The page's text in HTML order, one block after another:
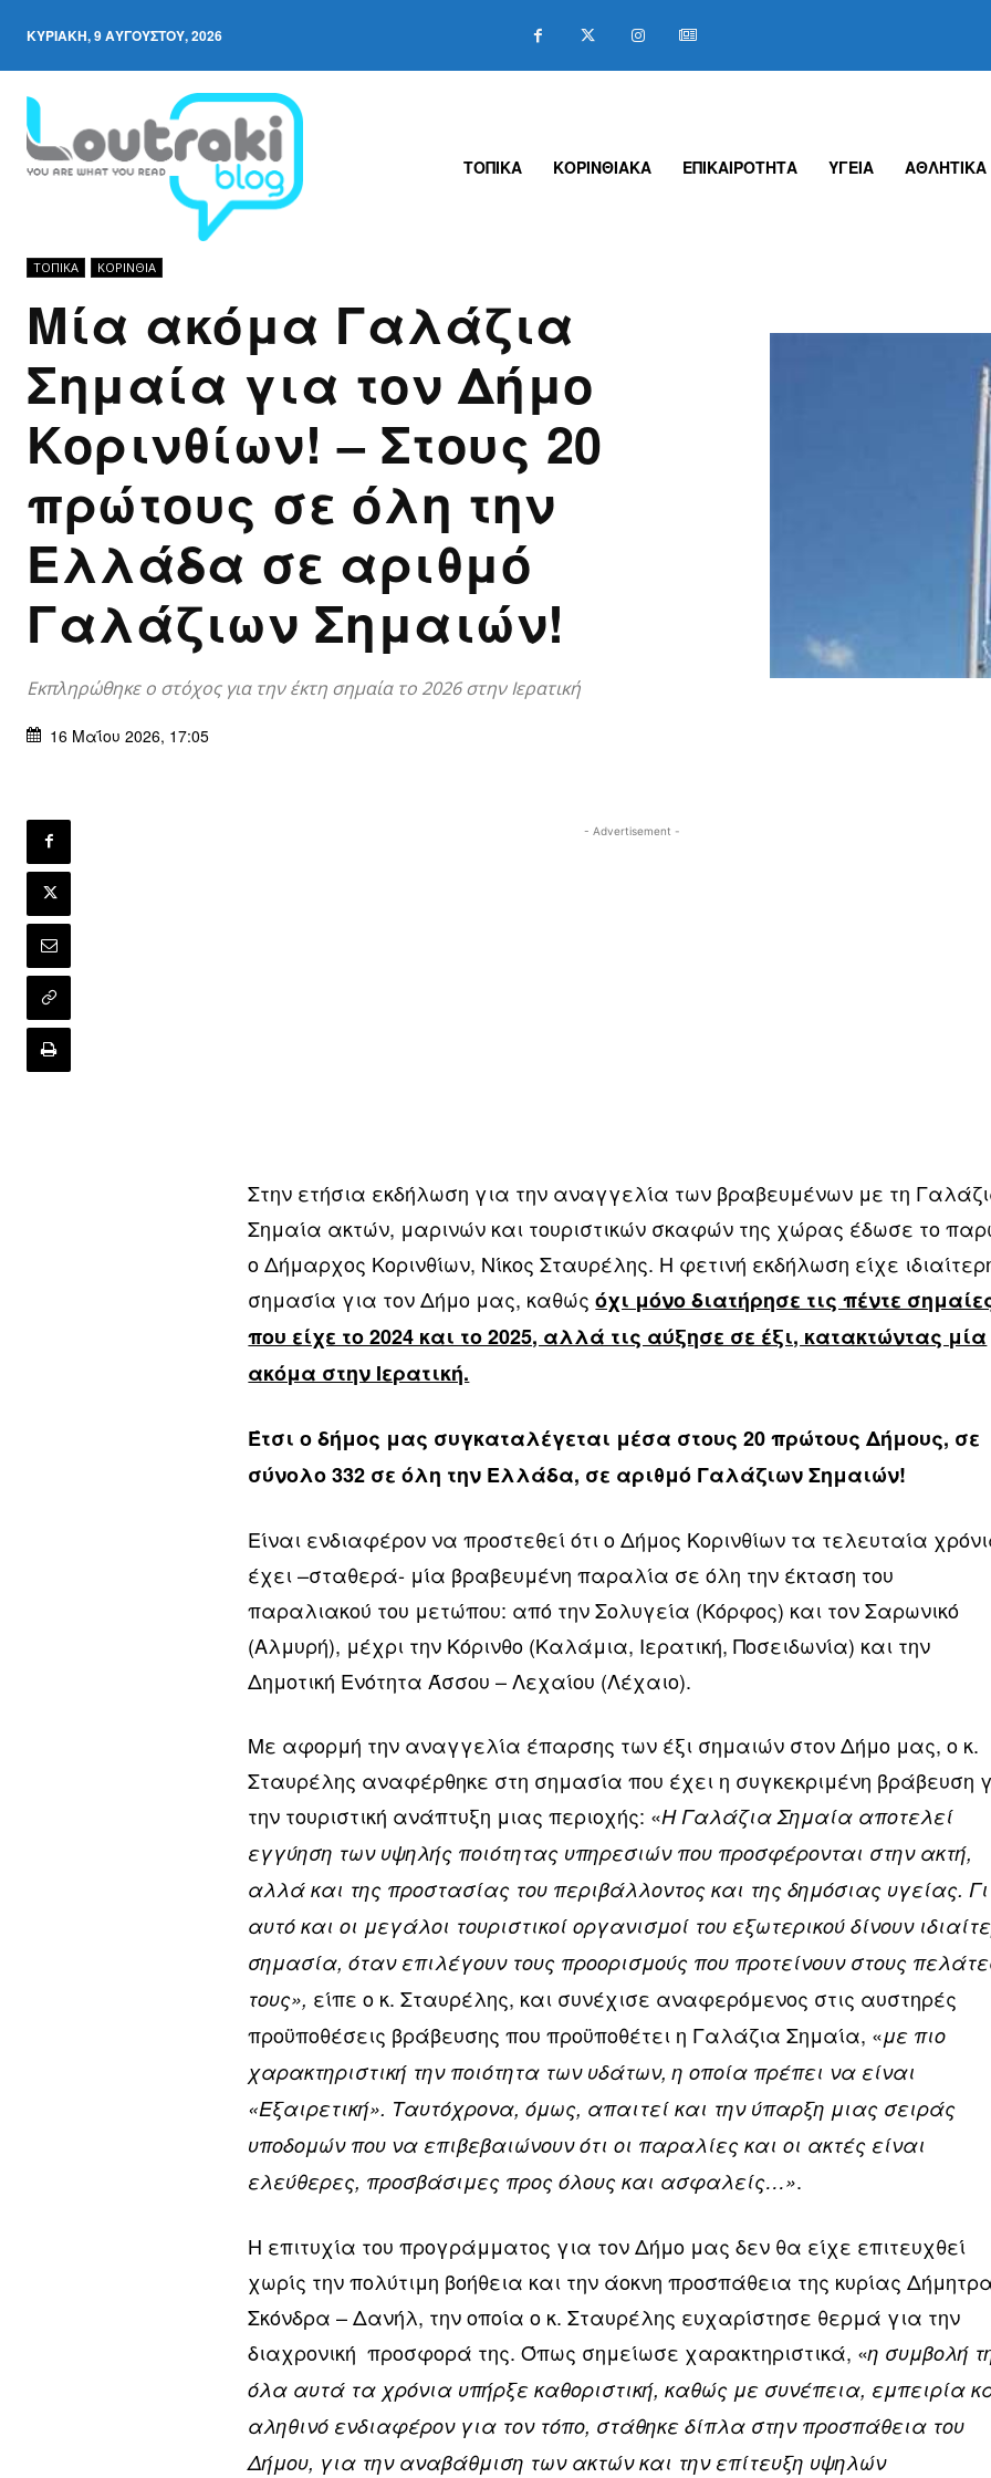
ΚΥΡΙΑΚΉ, 9 ΑΥΓΟΎΣΤΟΥ, 2026
ΤΟΠΙΚΑ ΚΟΡΙΝΘΙΑΚΑ ΕΠΙΚΑΙΡΟΤΗΤΑ ΥΓΕΙΑ ΑΘΛΗΤΙΚΑ
ΤΟΠΙΚΑ ΚΟΡΙΝΘΊΑ
Μία ακόμα Γαλάζια
Σημαία για τον Δήμο
Κορινθίων! – Στους 20
πρώτους σε όλη την
Ελλάδα σε αριθμό
Γαλάζιων Σημαιών!
Εκπληρώθηκε ο στόχος για την έκτη σημαία το 2026 στην Ιερατική
16 Μαΐου 2026, 17:05
- Advertisement -
Στην ετήσια εκδήλωση για την αναγγελία των βραβευμένων με τη
Σημαία ακτών, μαρινών και τουριστικών σκαφών της χώρας έδωσε το
ο Δήμαρχος Κορινθίων, Νίκος Σταυρέλης. Η φετινή εκδήλωση είχε
σημασία για τον Δήμο μας, καθώςόχι μόνο διατήρησε τις πέντε
που είχε το 2024 και το 2025, αλλά τις αύξησε σε έξι, κατακτώντας μία
ακόμα στην Ιερατική.
Έτσι ο δήμος μας συγκαταλέγεται μέσα στους 20 πρώτους Δήμους, σε
σύνολο 332 σε όλη την Ελλάδα, σε αριθμό Γαλάζιων Σημαιών!
Είναι ενδιαφέρον να προστεθεί ότι ο Δήμος Κορινθίων τα τελευταία
έχει –σταθερά- μία βραβευμένη παραλία σε όλη την έκταση του
παραλιακού του μετώπου: από την Σολυγεία (Κόρφος) και τον Σαρωνικό
(Αλμυρή), μέχρι την Κόρινθο (Καλάμια, Ιερατική, Ποσειδωνία) και την
Δημοτική Ενότητα Άσσου – Λεχαίου (Λέχαιο).
Με αφορμή την αναγγελία έπαρσης των έξι σημαιών στον Δήμο μας, ο κ.
Σταυρέλης αναφέρθηκε στη σημασία που έχει η συγκεκριμένη βράβευση
την τουριστική ανάπτυξη μιας περιοχής: «Η Γαλάζια Σημαία αποτελεί
εγγύηση των υψηλής ποιότητας υπηρεσιών που προσφέρονται στην ακτή,
αλλά και της προστασίας του περιβάλλοντος και της δημόσιας υγείας. Γι
αυτό και οι μεγάλοι τουριστικοί οργανισμοί του εξωτερικού δίνουν
σημασία, όταν επιλέγουν τους προορισμούς που προτείνουν στους
τους», είπε ο κ. Σταυρέλης, και συνέχισε αναφερόμενος στις αυστηρές
προϋποθέσεις βράβευσης που προϋποθέτει η Γαλάζια Σημαία, «με πιο
χαρακτηριστική την ποιότητα των υδάτων, η οποία πρέπει να είναι
«Εξαιρετική». Ταυτόχρονα, όμως, απαιτεί και την ύπαρξη μιας σειράς
υποδομών που να επιβεβαιώνουν ότι οι παραλίες και οι ακτές είναι
ελεύθερες, προσβάσιμες προς όλους και ασφαλείς…».
Η επιτυχία του προγράμματος για τον Δήμο μας δεν θα είχε επιτευχθεί
χωρίς την πολύτιμη βοήθεια και την άοκνη προσπάθεια της κυρίας
Σκόνδρα – Δανήλ, την οποία ο κ. Σταυρέλης ευχαρίστησε θερμά για την
διαχρονική προσφορά της. Όπως σημείωσε χαρακτηριστικά, «η συμβολή
όλα αυτά τα χρόνια υπήρξε καθοριστική, καθώς με συνέπεια, εμπειρία
αληθινό ενδιαφέρον για τον τόπο, στάθηκε δίπλα στην προσπάθεια του
Δήμου, για την αναβάθμιση των ακτών και την επίτευξη υψηλών